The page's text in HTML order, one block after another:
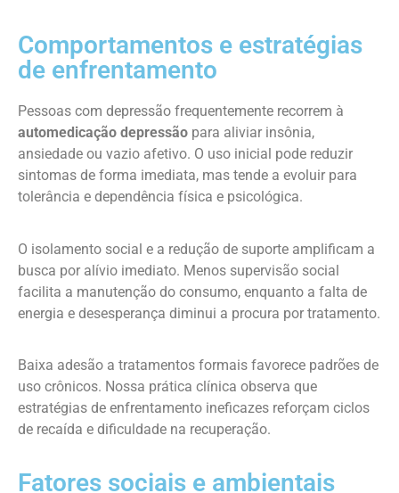
Comportamentos e estratégias
de enfrentamento
Pessoas com depressão frequentemente recorrem à
automedicação depressão para aliviar insônia,
ansiedade ou vazio afetivo. O uso inicial pode reduzir
sintomas de forma imediata, mas tende a evoluir para
tolerância e dependência física e psicológica.
O isolamento social e a redução de suporte amplificam a
busca por alívio imediato. Menos supervisão social
facilita a manutenção do consumo, enquanto a falta de
energia e desesperança diminui a procura por tratamento.
Baixa adesão a tratamentos formais favorece padrões de
uso crônicos. Nossa prática clínica observa que
estratégias de enfrentamento ineficazes reforçam ciclos
de recaída e dificuldade na recuperação.
Fatores sociais e ambientais